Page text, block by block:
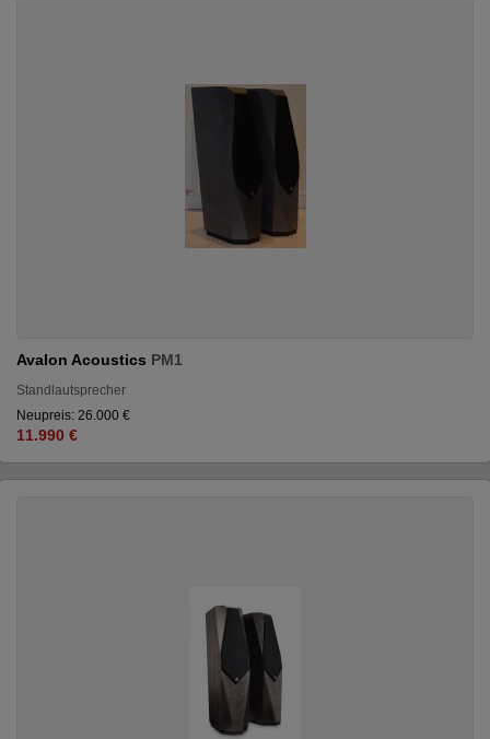
Avalon Acoustics PM1
Standlautsprecher
Neupreis: 26.000 €
11.990 €